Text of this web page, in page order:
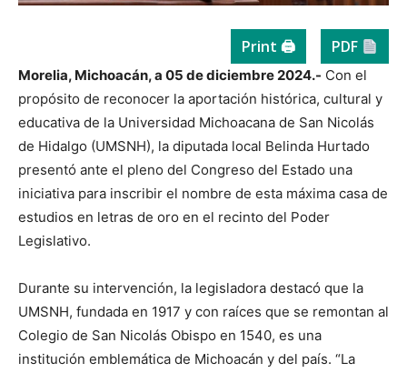
Print 🖨 PDF
Morelia, Michoacán, a 05 de diciembre 2024.- Con el
propósito de reconocer la aportación histórica, cultural y
educativa de la Universidad Michoacana de San Nicolás
de Hidalgo (UMSNH), la diputada local Belinda Hurtado
presentó ante el pleno del Congreso del Estado una
iniciativa para inscribir el nombre de esta máxima casa de
estudios en letras de oro en el recinto del Poder
Legislativo.
Durante su intervención, la legisladora destacó que la
UMSNH, fundada en 1917 y con raíces que se remontan al
Colegio de San Nicolás Obispo en 1540, es una
institución emblemática de Michoacán y del país. “La